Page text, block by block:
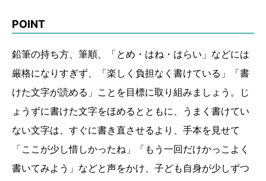
POINT
鉛筆の持ち方、筆順、「とめ・はね・はらい」などには
厳格になりすぎず、「楽しく負担なく書けている」「書
けた文字が読める」ことを目標に取り組みましょう。じ
ょうずに書けた文字をほめるとともに、うまく書けてい
ない文字は、すぐに書き直させるより、手本を見せて
「ここが少し惜しかったね」「もう一回だけかっこよく
書いてみよう」などと声をかけ、子ども自身が少しずつ